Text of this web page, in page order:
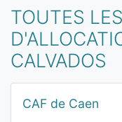
TOUTES
CALVADOS
CAF de Caen